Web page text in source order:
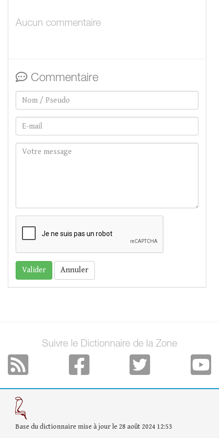
Aucun commentaire
Commentaire
Annuler
Suivre le Dictionnaire de la Zone
Base du dictionnaire mise à jour le 28 août 2024 12:53